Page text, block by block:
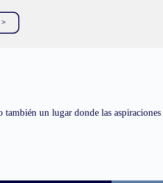
>
un lugar donde las aspiraciones